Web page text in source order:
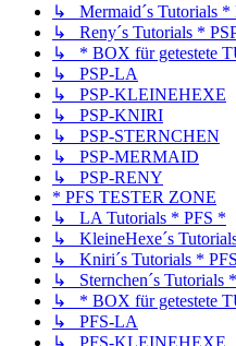
↳ Mermaid´s Tutorials *
↳ Reny´s Tutorials *
↳ * BOX für getestete
↳ PSP-LA
↳ PSP-KLEINEHEXE
↳ PSP-KNIRI
↳ PSP-STERNCHEN
↳ PSP-MERMAID
↳ PSP-RENY
* PFS TESTER ZONE
↳ LA Tutorials * PFS *
↳ KleineHexe´s
↳ Kniri´s Tutorials *
↳ Sternchen´s Tutorials
↳ * BOX für getestete
↳ PFS-LA
↳ PFS-KLEINEHEXE